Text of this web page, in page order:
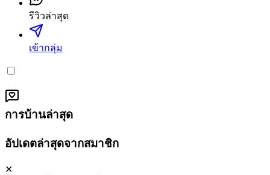
รีวิวล่าสุด
เข้ากลุ่ม
การบ้านล่าสุด
อัปเดตล่าสุดจากสมาชิก
✕